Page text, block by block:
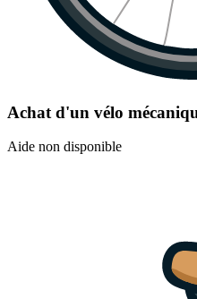
Achat d'un vélo
Aide non disponible